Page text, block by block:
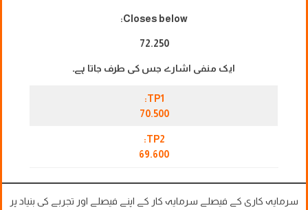
Closes below:
72.250
ایک منفی اشارے جس کی طرف جاتا ہے۔
TP1:
70.500
TP2:
69.600
سرمایہ کاری کے فیصلے سرمایہ کار کے اپنے فیصلے اور تجربے کی بنیاد پر